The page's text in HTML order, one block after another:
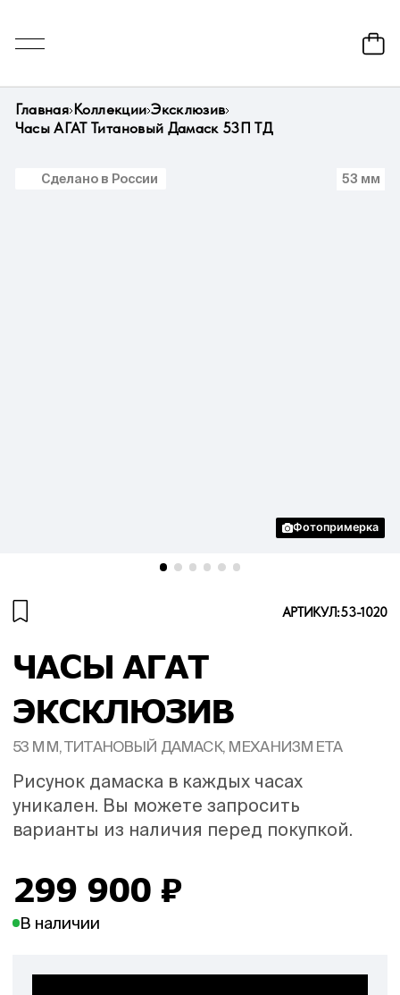
Главная Коллекции Эксклюзив
Часы АГАТ Титановый Дамаск 53П ТД
Сделано в России 53 мм
Фотопримерка
АРТИКУЛ:53-1020
ЧАСЫ АГАТ
ЭКСКЛЮЗИВ
53 ММ, ТИТАНОВЫЙ ДАМАСК, МЕХАНИЗМ ETA
Рисунок дамаска в каждых часах
уникален. Вы можете запросить
варианты из наличия перед покупкой.
299 900 ₽
В наличии